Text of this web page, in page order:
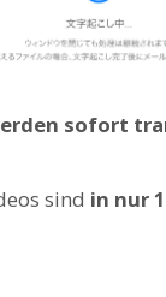
sofort
sind in nur